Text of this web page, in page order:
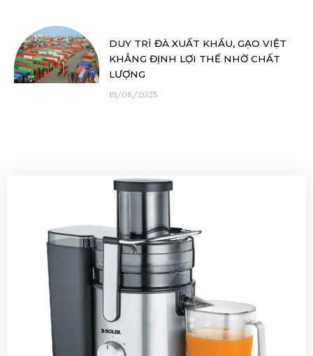
DUY TRÌ ĐÀ XUẤT KHẨU, GẠO VIỆT
KHẲNG ĐỊNH LỢI THẾ NHỜ CHẤT
LƯỢNG
19/08/2025